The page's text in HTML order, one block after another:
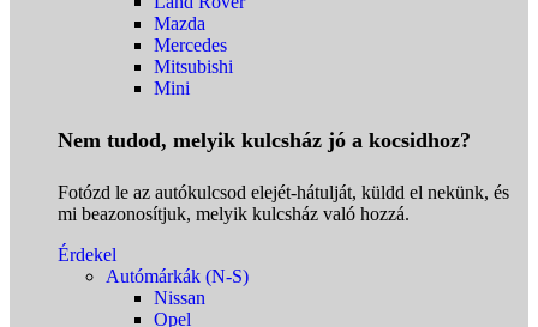
Mazda
Mercedes
Mitsubishi
Mini
Nem tudod, melyik kulcsház jó a kocsidhoz?
Fotózd le az autókulcsod elejét-hátulját, küldd el nekünk, és
mi beazonosítjuk, melyik kulcsház való hozzá.
Érdekel
Autómárkák (N-S)
Nissan
Opel